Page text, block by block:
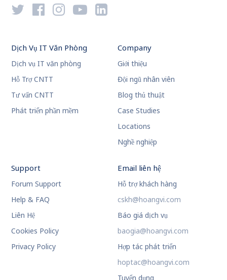
Dịch Vụ IT Văn Phòng
Dịch vụ IT văn phòng
Hỗ Trợ CNTT
Tư vấn CNTT
Phát triển phần mềm
Company
Giới thiệu
Đội ngũ nhân viên
Blog thủ thuật
Case Studies
Locations
Nghề nghiệp
Support
Forum Support
Help & FAQ
Liên Hệ
Cookies Policy
Privacy Policy
Email liên hệ
Hỗ trợ khách hàng
cskh@hoangvi.com
Báo giá dịch vụ
baogia@hoangvi.com
Hợp tác phát triển
hoptac@hoangvi.com
Tuyển dụng